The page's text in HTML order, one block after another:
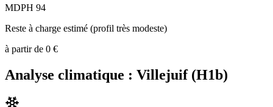
MDPH 94
Reste à charge estimé (profil très modeste)
à partir de 0 €
Analyse climatique : Villejuif(H1b)